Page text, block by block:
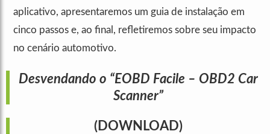
aplicativo, apresentaremos um guia de instalação em
cinco passos e, ao final, refletiremos sobre seu impacto
no cenário automotivo.
Desvendando o “EOBD Facile – OBD2 Car
Scanner”
(DOWNLOAD)